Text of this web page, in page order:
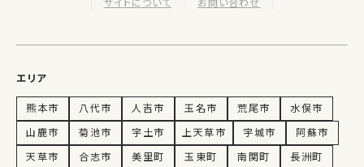
サイトについて お問い合わせ
エリア
熊本市 八代市 人吉市 玉名市 荒尾市
水俣市
山鹿市
菊池市 宇土市 上天草市 宇城市
阿蘇市
天草市
合志市 美里町 玉東町 南関町
長洲町